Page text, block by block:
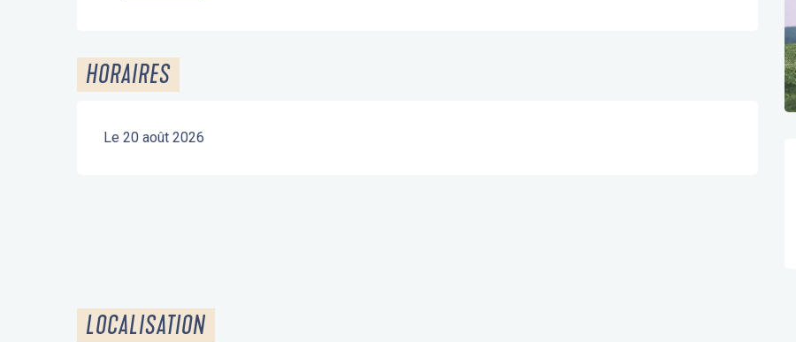
HORAIRES
Le 20 août 2026
LOCALISATION